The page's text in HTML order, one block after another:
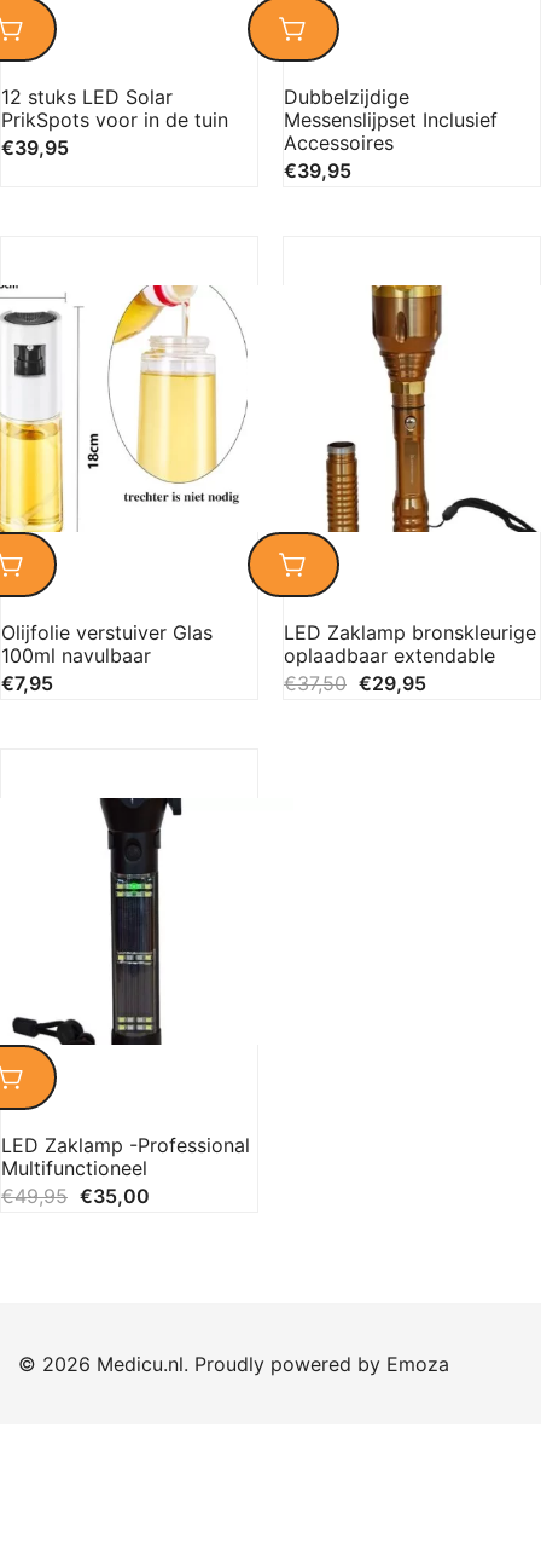
12 stuks LED Solar
PrikSpots voor in de tuin
€39,95
Dubbelzijdige
Messenslijpset Inclusief
Accessoires
€39,95
Olijfolie verstuiver Glas
100ml navulbaar
€7,95
LED Zaklamp bronskleurige
oplaadbaar extendable
€37,50 €29,95
LED Zaklamp -Professional
Multifunctioneel
€49,95 €35,00
© 2026 Medicu.nl. Proudly powered by Emoza